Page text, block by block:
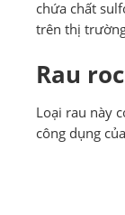
chứa chất
trên thị
Rau
Loại rau này
công dụng